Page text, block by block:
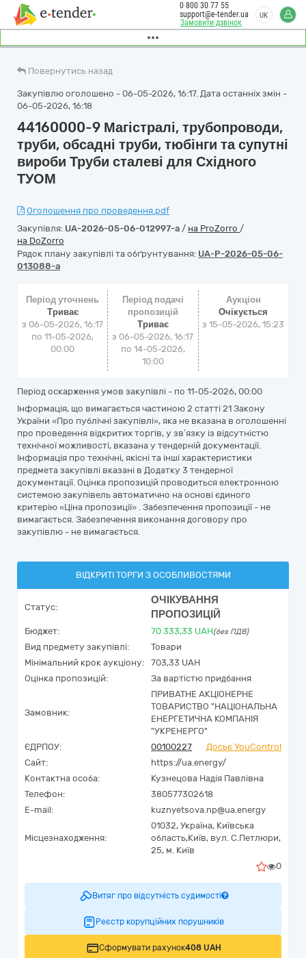
Замовити дзвінок
0 800 30 77 55
support@e-tender.ua
UK
Повернутись назад
Закупівлю оголошено - 06-05-2026, 16:17. Дата останніх змін -
06-05-2026, 16:18
44160000-9 Магістралі, трубопроводи,
труби, обсадні труби, тюбінги та супутні
вироби Труби сталеві для Східного
ТУОМ
Оголошення про проведення.pdf
Закупівля: UA-2026-05-06-012997-a / на ProZorro /
на DoZorro
Рядок плану закупівлі та обґрунтування: UA-P-2026-05-06-
013088-a
Період уточнень
Триває
з 06-05-2026, 16:17
по 11-05-2026,
00:00
Період подачі
пропозицій
Триває
з 06-05-2026, 16:17
по 14-05-2026,
10:00
Аукціон
Очікується
з15-05-2026, 15:23
Період оскарження умов закупівлі - по 11-05-2026, 00:00
Інформація, що вимагається частиною 2 статті 21 Закону
України «Про публічні закупівлі», яка не вказана в оголошенні
про проведення відкритих торгів, у зв’язку із відсутністю
технічної можливості, вказана у тендерній документації.
Інформація про технічні, якісні та інші характеристики
предмета закупівлі вказані в Додатку 3 тендерної
документації. Оцінка пропозицій проводиться електронною
системою закупівель автоматично на основі єдиного
критерію «Ціна пропозиції» . Забезпечення пропозиції - не
вимагається. Забезпечення виконання договору про
закупівлю - не вимагається.
ВІДКРИТІ ТОРГИ З ОСОБЛИВОСТЯМИ
Статус:
ОЧІКУВАННЯ
ПРОПОЗИЦІЙ
Бюджет: 70 333,33 UAH(без ПДВ)
Вид предмету закупівлі:
Товари
Мінімальний крок аукціону:
703,33 UAH
Оцінка пропозицій:
За вартістю придбання
Замовник:
ПРИВАТНЕ АКЦІОНЕРНЕ
ТОВАРИСТВО "НАЦІОНАЛЬНА
ЕНЕРГЕТИЧНА КОМПАНІЯ
"УКРЕНЕРГО"
ЄДРПОУ:
00100227
Досьє YouControl
Сайт:
https://ua.energy/
Контактна особа:
Кузнецова Надія Павлівна
Телефон:
380577302618
E-mail:
kuznyetsova.np@ua.energy
Місцезнаходження:
01032, Україна, Київська
область,Київ, вул. С.Петлюри,
25, м. Київ
0
Витяг про відсутність судимості
Реєстр корупційних порушників
Сформувати рахунок408 UAH